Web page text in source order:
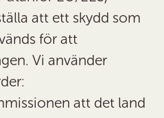
att ett skydd som
för att
Vi använder
att det land